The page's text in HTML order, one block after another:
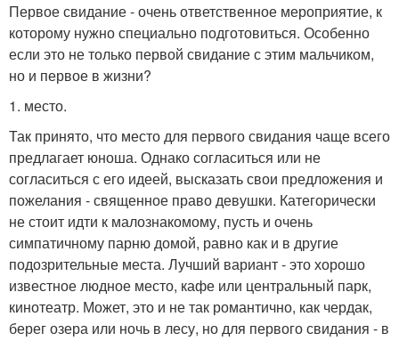
Первое свидание - очень ответственное мероприятие, к
которому нужно специально подготовиться. Особенно
если это не только первой свидание с этим мальчиком,
но и первое в жизни?
1. место.
Так принято, что место для первого свидания чаще всего
предлагает юноша. Однако согласиться или не
согласиться с его идеей, высказать свои предложения и
пожелания - священное право девушки. Категорически
не стоит идти к малознакомому, пусть и очень
симпатичному парню домой, равно как и в другие
подозрительные места. Лучший вариант - это хорошо
известное людное место, кафе или центральный парк,
кинотеатр. Может, это и не так романтично, как чердак,
берег озера или ночь в лесу, но для первого свидания - в